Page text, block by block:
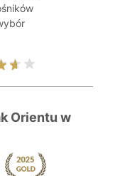
Orientu w